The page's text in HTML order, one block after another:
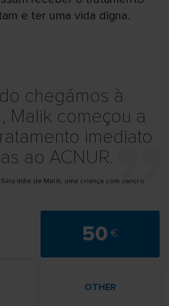
e ter uma vida digna.
chegámos à
Malik começou a
imediato
ao ACNUR.
mãe de Malik, uma criança com cancro
50
OTHER